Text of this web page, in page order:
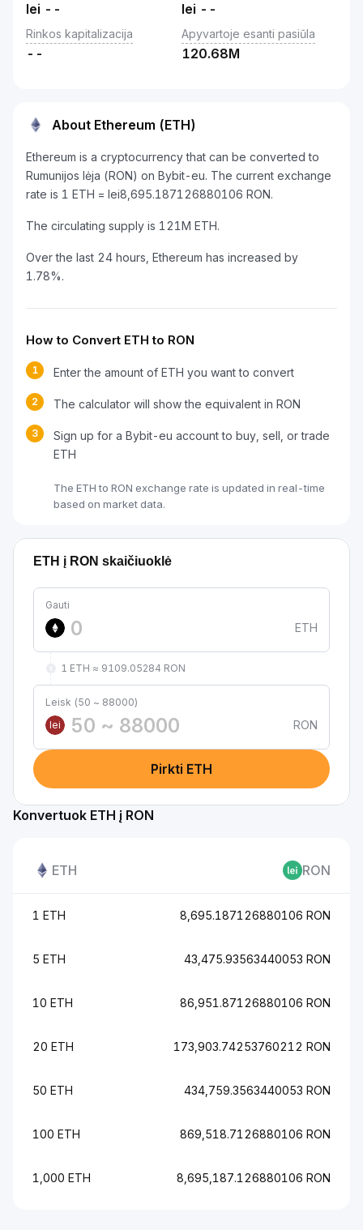
lei -- lei --
Rinkos kapitalizacija
--
Apyvartoje esanti pasiūla
120.68M
About Ethereum (ETH)
Ethereum is a cryptocurrency that can be converted to
Rumunijos lėja (RON) on Bybit-eu. The current exchange
rate is 1 ETH = lei8,695.187126880106 RON.
The circulating supply is 121M ETH.
Over the last 24 hours, Ethereum has increased by
1.78%.
How to Convert ETH to RON
1 Enter the amount of ETH you want to convert
2 The calculator will show the equivalent in RON
3
Sign up for a Bybit-eu account to buy, sell, or trade
ETH
The ETH to RON exchange rate is updated in real-time
based on market data.
ETH į RON skaičiuoklė
Gauti
ETH
1 ETH ≈ 9109.05284 RON
Leisk (50 ~ 88000)
lei
RON
Pirkti ETH
Konvertuok ETH į RON
ETH RON
1 ETH 8,695.187126880106 RON
5 ETH 43,475.93563440053 RON
10 ETH 86,951.87126880106 RON
20 ETH 173,903.74253760212 RON
50 ETH 434,759.3563440053 RON
100 ETH 869,518.7126880106 RON
1,000 ETH 8,695,187.126880106 RON